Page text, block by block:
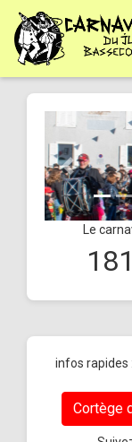
Le
181
infos rapides :
Cortège